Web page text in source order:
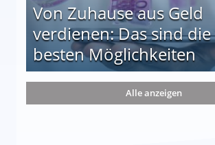
Von Zuhause aus Geld
verdienen: Das sind
besten Möglichkeiten
die 15 besten Möglichkeiten
Alle anzeigen